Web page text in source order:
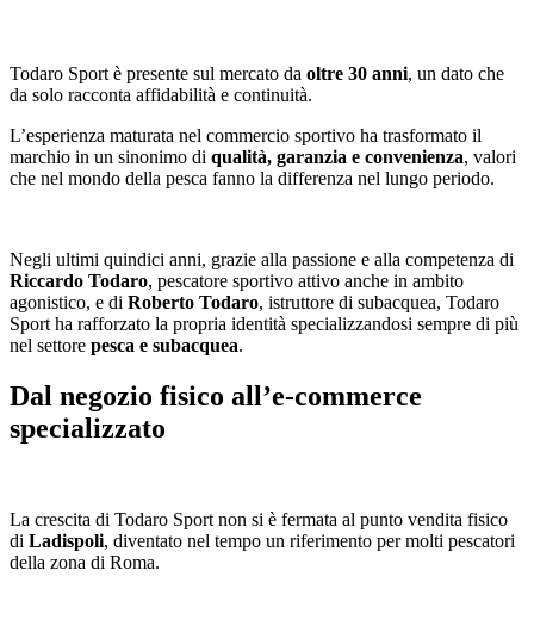
Todaro Sport è presente sul mercato da oltre 30 anni, un dato che
da solo racconta affidabilità e continuità.
L’esperienza maturata nel commercio sportivo ha trasformato il
marchio in un sinonimo di qualità, garanzia e convenienza, valori
che nel mondo della pesca fanno la differenza nel lungo periodo.
Negli ultimi quindici anni, grazie alla passione e alla competenza di
Riccardo Todaro, pescatore sportivo attivo anche in ambito
agonistico, e di Roberto Todaro, istruttore di subacquea, Todaro
Sport ha rafforzato la propria identità specializzandosi sempre di più
nel settore pesca e subacquea.
Dal negozio fisico all’e-commerce
specializzato
La crescita di Todaro Sport non si è fermata al punto vendita fisico
di Ladispoli, diventato nel tempo un riferimento per molti pescatori
della zona di Roma.